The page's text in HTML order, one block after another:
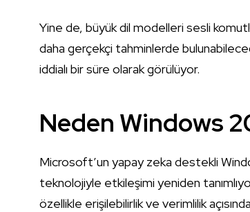
Yine de, büyük dil modelleri sesli
daha gerçekçi tahminlerde
iddialı bir süre olarak görülüyor.
Neden Windows
Microsoft’un yapay zeka destekli
teknolojiyle etkileşimi yeniden
özellikle erişilebilirlik ve verimlilik